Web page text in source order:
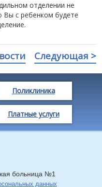
отделении не
Вы с ребенком будете
Следующая >
Поликлиника
Платные услуги
больница №1
данных